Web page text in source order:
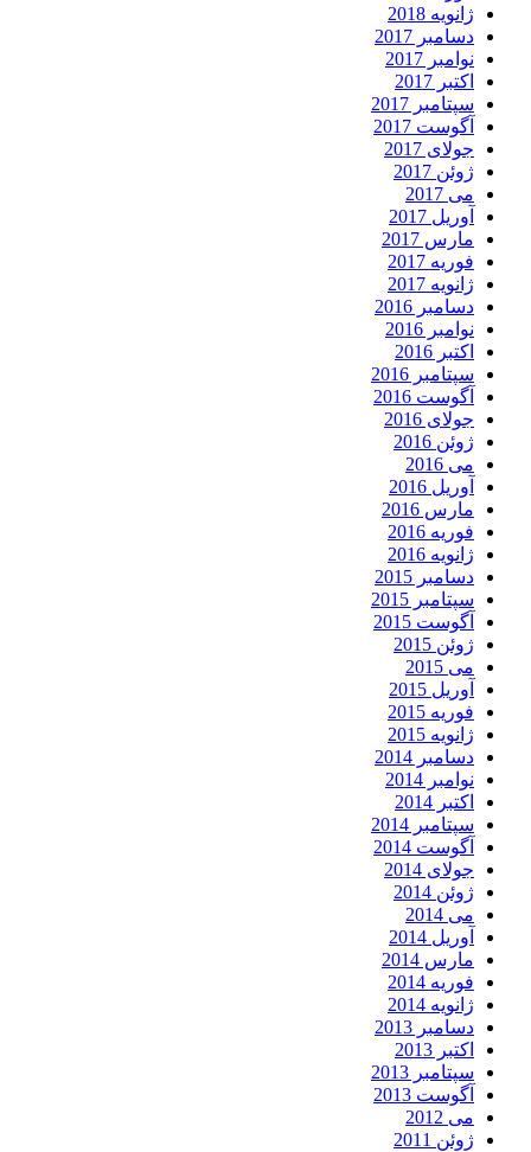
ژانویه 2018
دسامبر 2017
نوامبر 2017
اکتبر 2017
سپتامبر 2017
آگوست 2017
جولای 2017
ژوئن 2017
می 2017
آوریل 2017
مارس 2017
فوریه 2017
ژانویه 2017
دسامبر 2016
نوامبر 2016
اکتبر 2016
سپتامبر 2016
آگوست 2016
جولای 2016
ژوئن 2016
می 2016
آوریل 2016
مارس 2016
فوریه 2016
ژانویه 2016
دسامبر 2015
سپتامبر 2015
آگوست 2015
ژوئن 2015
می 2015
آوریل 2015
فوریه 2015
ژانویه 2015
دسامبر 2014
نوامبر 2014
اکتبر 2014
سپتامبر 2014
آگوست 2014
جولای 2014
ژوئن 2014
می 2014
آوریل 2014
مارس 2014
فوریه 2014
ژانویه 2014
دسامبر 2013
اکتبر 2013
سپتامبر 2013
آگوست 2013
می 2012
ژوئن 2011